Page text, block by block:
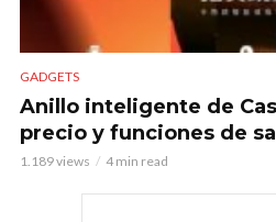
GADGETS
Anillo inteligente de
precio y funciones de
1.189 views 4 min read